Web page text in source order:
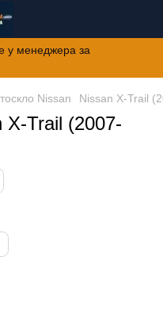
у менеджера за
Nissan Nissan X-Trail
X-Trail (2007-